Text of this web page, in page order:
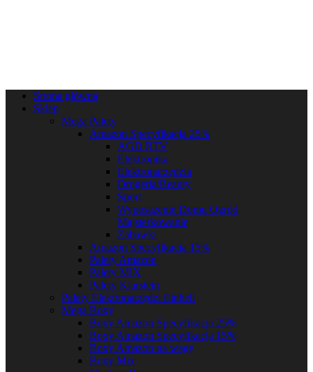
Strona główna
Sklep
Mega Palety
Amazon Specyfikacja 25%
AGD RTV
Elektronika
Elektronarzędzia
Drogeria/Beauty
Sport
Wyposażenie Domu Ogród
Majsterkowanie
Zabawki
Amazon Specyfikacja 15%
Palety Amazon
Palety MIX
Palety Klarstein
Palety Elektronarzędzi Einhell
Mega Boxy
Boxy Amazon Specyfikacja 25%
Boxy Amazon Specyfikacja 15%
Boxy Amazon na wagę
Boxy Mix